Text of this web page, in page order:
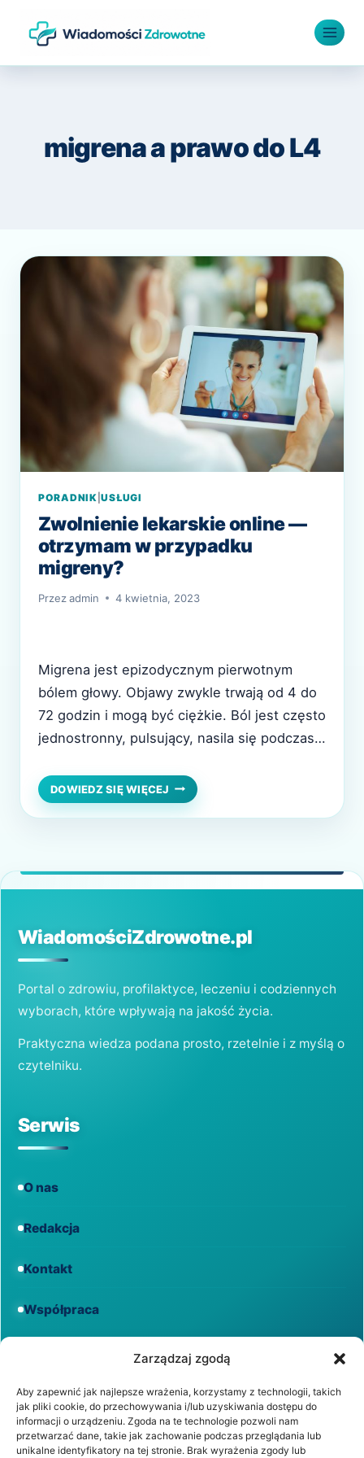
Zarządzaj zgodą
Aby zapewnić jak najlepsze wrażenia, korzystamy z technologii, takich
jak pliki cookie, do przechowywania i/lub uzyskiwania dostępu do
informacji o urządzeniu. Zgoda na te technologie pozwoli nam
przetwarzać dane, takie jak zachowanie podczas przeglądania lub
unikalne identyfikatory na tej stronie. Brak wyrażenia zgody lub
migrena a prawo do L4
PORADNIK |USŁUGI
Zwolnienie lekarskie online —
otrzymam w przypadku
migreny?
Przezadmin 4 kwietnia, 2023
Migrena jest epizodycznym pierwotnym
bólem głowy. Objawy zwykle trwają od 4 do
72 godzin i mogą być ciężkie. Ból jest często
jednostronny, pulsujący, nasila się podczas
przez internet, w każdej chwili, możesz
otrzymać zwolnienie lekarskie online, aby w
DOWIEDZ SIĘ WIĘCEJ ZWOLNIENIE
LEKARSKIE
ONLINE
WiadomościZdrowotne.pl
Portal o zdrowiu, profilaktyce, leczeniu i codziennych
wyborach, które wpływają na jakość życia.
Praktyczna wiedza podana prosto, rzetelnie i z myślą o
czytelniku.
Serwis
O nas
Redakcja
Kontakt
Współpraca
Regulamin